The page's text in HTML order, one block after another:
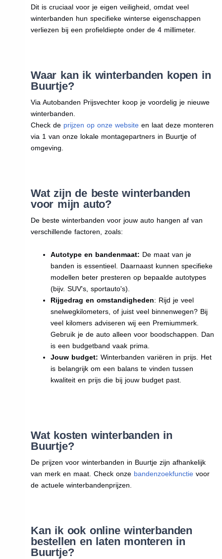
Dit is cruciaal voor je eigen veiligheid, omdat veel
winterbanden hun specifieke winterse eigenschappen
verliezen bij een profieldiepte onder de 4 millimeter.
Waar kan ik winterbanden kopen in
Buurtje?
Via Autobanden Prijsvechter koop je voordelig je nieuwe
winterbanden.
Check de prijzen op onze websiteen laat deze monteren
via 1 van onze lokale montagepartners in Buurtje of
omgeving.
Wat zijn de beste winterbanden
voor mijn auto?
De beste winterbanden voor jouw auto hangen af van
verschillende factoren, zoals:
Autotype en bandenmaat: De maat van je
banden is essentieel. Daarnaast kunnen specifieke
modellen beter presteren op bepaalde autotypes
(bijv. SUV's, sportauto's).
Rijgedrag en omstandigheden: Rijd je veel
snelwegkilometers, of juist veel binnenwegen? Bij
veel kilomers adviseren wij een Premiummerk.
Gebruik je de auto alleen voor boodschappen. Dan
is een budgetband vaak prima.
Jouw budget: Winterbanden variëren in prijs. Het
is belangrijk om een balans te vinden tussen
kwaliteit en prijs die bij jouw budget past.
Wat kosten winterbanden in
Buurtje?
De prijzen voor winterbanden in Buurtje zijn afhankelijk
van merk en maat. Check onze bandenzoekfunctievoor
de actuele winterbandenprijzen.
Kan ik ook online winterbanden
bestellen en laten monteren in
Buurtje?